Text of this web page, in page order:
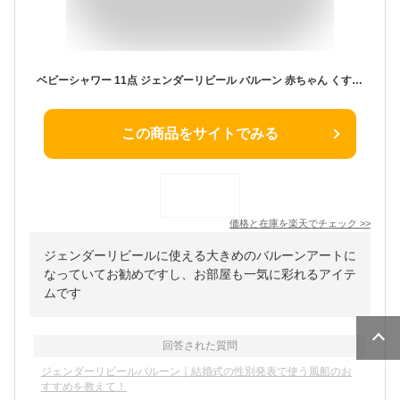
ベビーシャワー 11点 ジェンダーリビール バルーン 赤ちゃん くすみカラー 風船 女の子 男の子 性別発表 お祝い アルミ風船 パーティー 記念日 出産 1000円 ポッキリ 送料無料 翌日配送
この商品をサイトでみる
価格と在庫を楽天でチェック >>
ジェンダーリビールに使える大きめのバルーンアートに
なっていてお勧めですし、お部屋も一気に彩れるアイテ
ムです
回答された質問
ジェンダーリビールバルーン｜結婚式の性別発表で使う風船のお
すすめを教えて！